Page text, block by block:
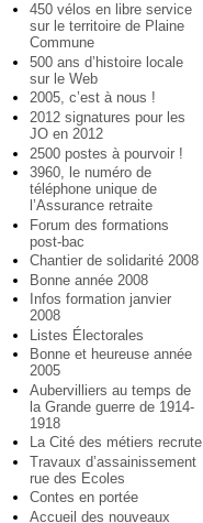
450 vélos en libre service
sur le territoire de Plaine
Commune
500 ans d’histoire locale
sur le Web
2005, c’est à nous !
2012 signatures pour les
JO en 2012
2500 postes à pourvoir !
3960, le numéro de
téléphone unique de
l’Assurance retraite
Forum des formations
post-bac
Chantier de solidarité 2008
Bonne année 2008
Infos formation janvier
2008
Listes Électorales
Bonne et heureuse année
2005
Aubervilliers au temps de
la Grande guerre de 1914-
1918
La Cité des métiers recrute
Travaux d’assainissement
rue des Ecoles
Contes en portée
Accueil des nouveaux